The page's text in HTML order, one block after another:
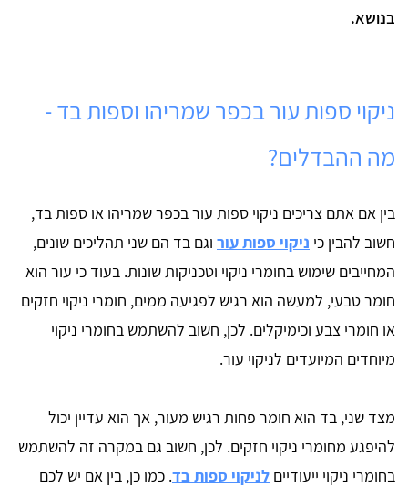
בנושא.
ניקוי ספות עור בכפר שמריהו וספות בד -
מה ההבדלים?
בין אם אתם צריכים ניקוי ספות עור בכפר שמריהו או ספות בד,
חשוב להבין כי ניקוי ספות עור וגם בד הם שני תהליכים שונים,
המחייבים שימוש בחומרי ניקוי וטכניקות שונות. בעוד כי עור הוא
חומר טבעי, למעשה הוא רגיש לפגיעה ממים, חומרי ניקוי חזקים
או חומרי צבע וכימיקלים. לכן, חשוב להשתמש בחומרי ניקוי
מיוחדים המיועדים לניקוי עור.
מצד שני, בד הוא חומר פחות רגיש מעור, אך הוא עדיין יכול
להיפגע מחומרי ניקוי חזקים. לכן, חשוב גם במקרה זה להשתמש
בחומרי ניקוי ייעודיים לניקוי ספות בד. כמו כן, בין אם יש לכם